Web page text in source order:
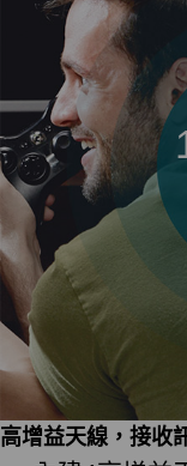
高增益天線，接收